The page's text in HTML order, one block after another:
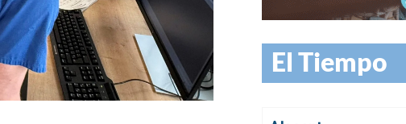
El Tiempo